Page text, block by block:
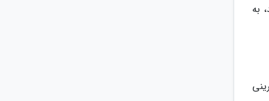
به
شیرینی